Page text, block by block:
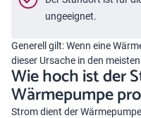
ungeeignet.
Generell gilt: Wenn eine
dieser Ursache in den
Wie hoch ist der
Wärmepumpe
Strom dient der